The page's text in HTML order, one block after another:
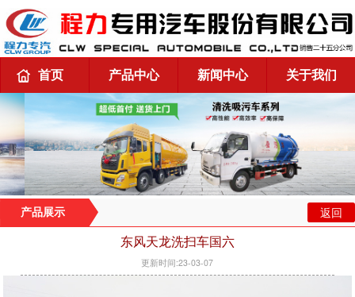
首页 产品中心 新闻中心 关于我们
产品展示 返回
东风天龙洗扫车国六
更新时间:23-03-07